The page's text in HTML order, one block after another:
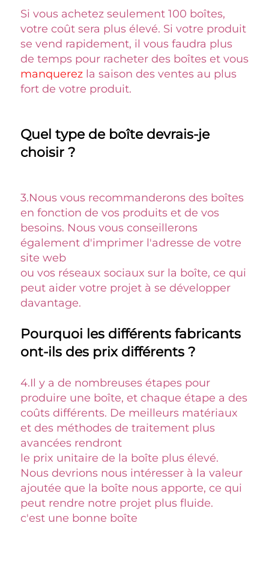
Si vous achetez seulement 100 boîtes,
votre coût sera plus élevé. Si votre produit
se vend rapidement, il vous faudra plus
manquerez la saison des ventes au plus
fort de votre produit.
Quel type de boîte devrais-je
choisir ?
3.Nous vous recommanderons des boîtes
en fonction de vos produits et de vos
besoins. Nous vous conseillerons
également d'imprimer l'adresse de votre
site web
ou vos réseaux sociaux sur la boîte, ce qui
peut aider votre projet à se développer
davantage.
Pourquoi les différents fabricants
ont-ils des prix différents ?
4.Il y a de nombreuses étapes pour
produire une boîte, et chaque étape a des
coûts différents. De meilleurs matériaux
et des méthodes de traitement plus
avancées rendront
le prix unitaire de la boîte plus élevé.
Nous devrions nous intéresser à la valeur
ajoutée que la boîte nous apporte, ce qui
peut rendre notre projet plus fluide.
c'est une bonne boîte